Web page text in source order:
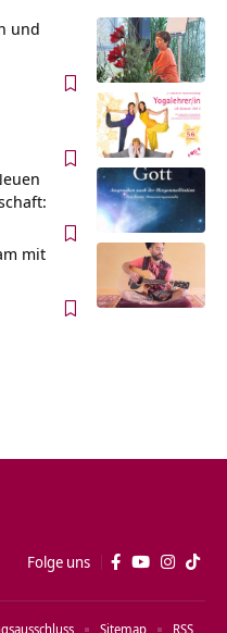
und
mit
Folge uns
Sitemap RSS